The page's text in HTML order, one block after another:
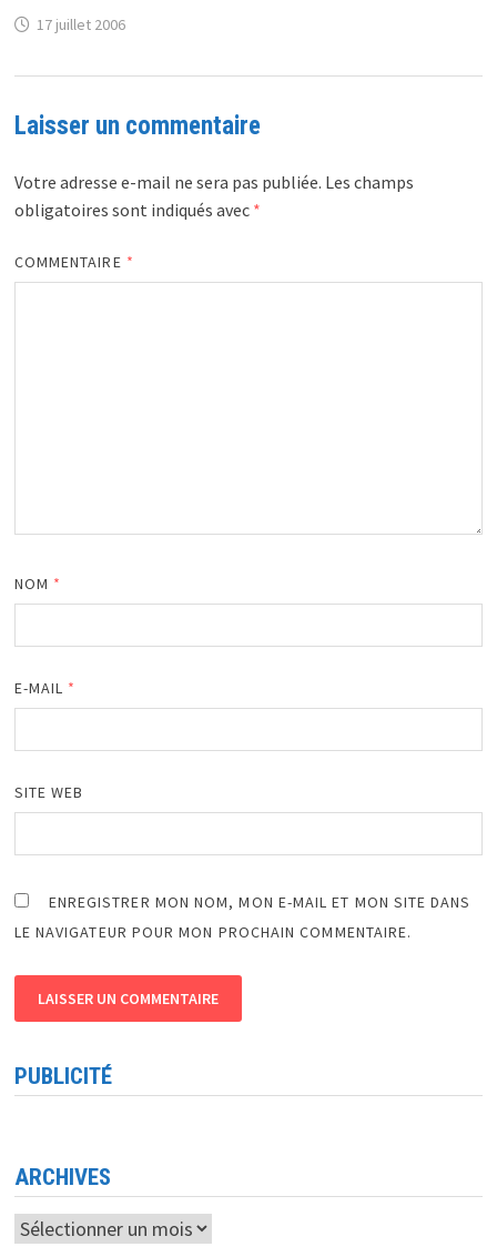
17 juillet 2006
Laisser un commentaire
Votre adresse e-mail ne sera pas publiée. Les champs
obligatoires sont indiqués avec *
COMMENTAIRE *
NOM *
E-MAIL *
SITE WEB
ENREGISTRER MON NOM, MON E-MAIL ET MON SITE DANS
LE NAVIGATEUR POUR MON PROCHAIN COMMENTAIRE.
PUBLICITÉ
ARCHIVES
Archives